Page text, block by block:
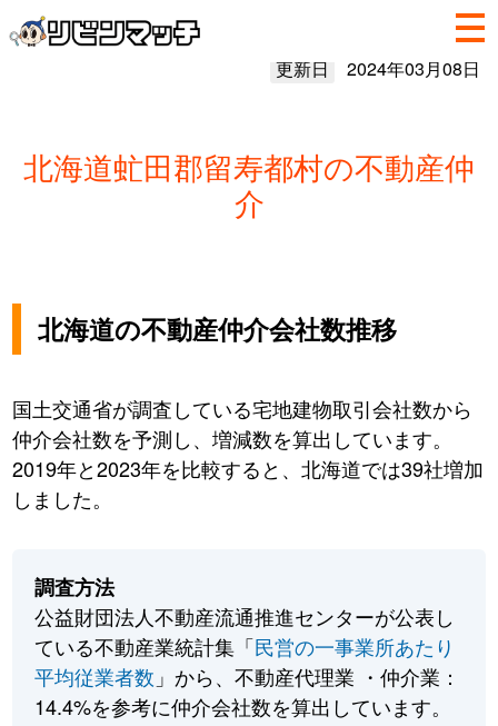
更新日 2024年03月08日
北海道虻田郡留寿都村の不動産仲
介
北海道の不動産仲介会社数推移
国土交通省が調査している宅地建物取引会社数から
仲介会社数を予測し、増減数を算出しています。
2019年と2023年を比較すると、北海道では39社増加
しました。
調査方法
公益財団法人不動産流通推進センターが公表し
ている不動産業統計集「民営の一事業所あたり
平均従業者数 」から、不動産代理業 ・仲介業：
14.4%を参考に仲介会社数を算出しています。